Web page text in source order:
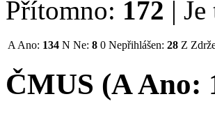
Přítomno: 172 | Je
A Ano: 134 N Ne: 8 0 Nepřihlášen: 28 Z
ČMUS (AAno: